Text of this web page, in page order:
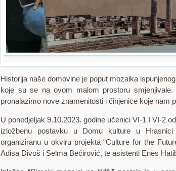
Historija naše domovine je poput mozaika
koje su se na ovom malom prostoru
pronalazimo nove znamenitosti i činjenice koje nam
U ponedjeljak 9.10.2023. godine učenici VI-1 I VI-2
izložbenu postavku u Domu kulture u
organiziranu u okviru projekta “Culture for the
Adisa Divoš i Selma Bećirović, te asistenti Enes